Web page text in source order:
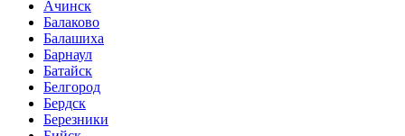
Ачинск
Балаково
Балашиха
Барнаул
Батайск
Белгород
Бердск
Березники